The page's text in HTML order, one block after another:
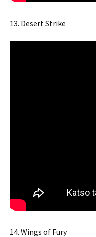
13. Desert Strike
14. Wings of Fury